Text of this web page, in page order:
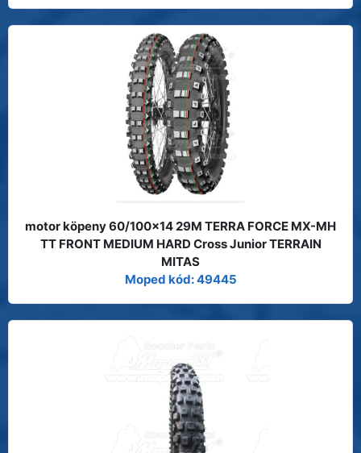
motor köpeny 60/100x14 29M TERRA FORCE MX-MH
TT FRONT MEDIUM HARD Cross Junior TERRAIN
MITAS
Moped kód: 49445